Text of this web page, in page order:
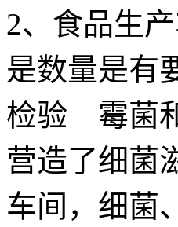
2、食品生
是数量是有
检验 霉菌
营造了细菌
车间，细菌